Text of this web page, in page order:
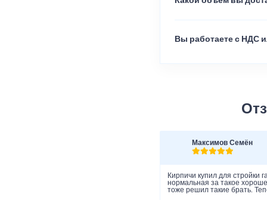
Вы работаете с НДС
Максимов Семён
Кирпичи купил для стройки
нормальная за такое
тоже решил такие брать.